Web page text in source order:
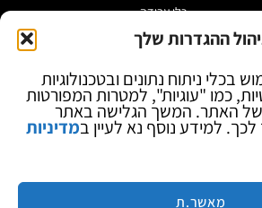
ההגדרות שלך
ניתוח נתונים ובטכנולוגיות
כמו "עוגיות", למטרות המפורטות
של האתר. המשך הגלישה באתר
למידע נוסף נא לעיין במדיניות
מאשר.ת
כלי עבודה
מוצרי הלחמה
ספקי כח ומודדים
ציוד אופטי להגדלה
מותגים